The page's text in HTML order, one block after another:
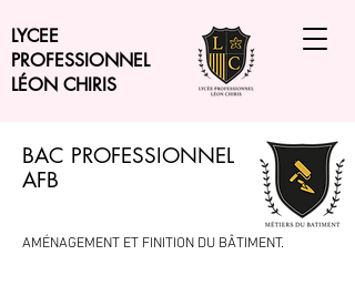
LYCEE
PROFESSIONNEL
LÉON CHIRIS
BAC PROFESSIONNEL
AFB
AMÉNAGEMENT ET FINITION DU BÂTIMENT.